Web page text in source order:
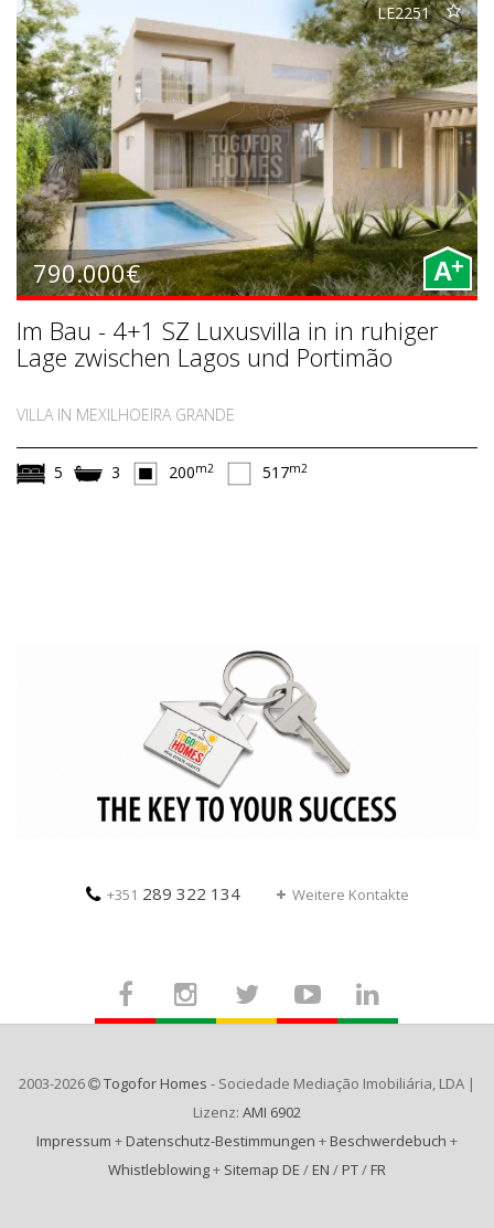
LE2251
790.000€ A+
Im Bau - 4+1 SZ Luxusvilla in in ruhiger
Lage zwischen Lagos und Portimão
VILLA IN MEXILHOEIRA GRANDE
5 3 200m2 517m2
+351 289 322 134 Weitere Kontakte
2003-2026 Togofor Homes - Sociedade Mediação Imobiliária, LDA |
Lizenz: AMI 6902
Impressum + Datenschutz-Bestimmungen + Beschwerdebuch +
Whistleblowing+ Sitemap DE / EN / PT/ FR